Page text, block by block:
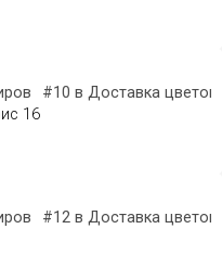
#10 в Доставка цветов
16
#12 в Доставка цветов